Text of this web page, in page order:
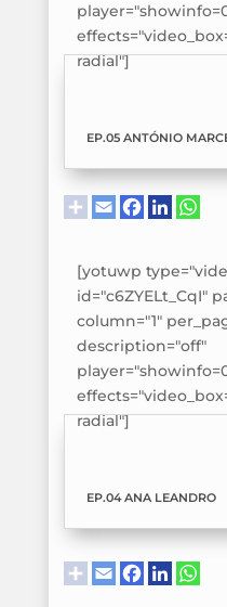
radial"]
EP.05 ANTÓNIO
[yotuwp
id="c6ZYELt_CqI"
column="1"
description="off"
radial"]
EP.04 ANA LEANDRO